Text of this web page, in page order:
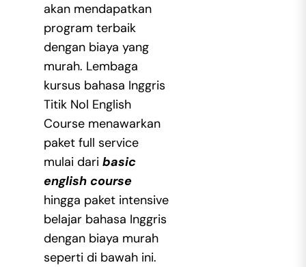
akan mendapatkan
program terbaik
dengan biaya yang
murah. Lembaga
kursus bahasa Inggris
Titik Nol English
Course menawarkan
paket full service
mulai dari basic
english course
hingga paket intensive
belajar bahasa Inggris
dengan biaya murah
seperti di bawah ini.